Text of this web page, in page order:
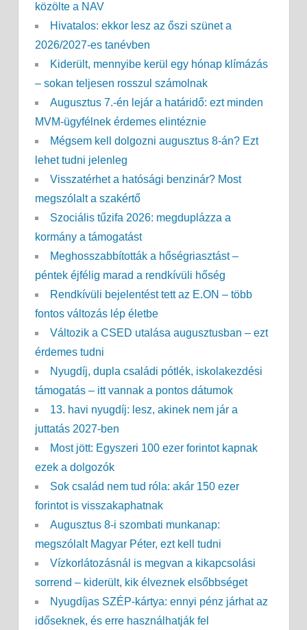
közölte a NAV
Hivatalos: ekkor lesz az őszi szünet a
2026/2027-es tanévben
Kiderült, mennyibe kerül egy hónap klímázás
– sokan teljesen rosszul számolnak
Augusztus 7.-én lejár a határidő: ezt minden
MVM-ügyfélnek érdemes elintéznie
Mégsem kell dolgozni augusztus 8-án? Ezt
lehet tudni jelenleg
Visszatérhet a hatósági benzinár? Most
megszólalt a szakértő
Szociális tűzifa 2026: megduplázza a
kormány a támogatást
Meghosszabbították a hőségriasztást –
péntek éjfélig marad a rendkívüli hőség
Rendkívüli bejelentést tett az E.ON – több
fontos változás lép életbe
Változik a CSED utalása augusztusban – ezt
érdemes tudni
Nyugdíj, dupla családi pótlék, iskolakezdési
támogatás – itt vannak a pontos dátumok
13. havi nyugdíj: lesz, akinek nem jár a
juttatás 2027-ben
Most jött: Egyszeri 100 ezer forintot kapnak
ezek a dolgozók
Sok család nem tud róla: akár 150 ezer
forintot is visszakaphatnak
Augusztus 8-i szombati munkanap:
megszólalt Magyar Péter, ezt kell tudni
Vízkorlátozásnál is megvan a kikapcsolási
sorrend – kiderült, kik élveznek elsőbbséget
Nyugdíjas SZÉP-kártya: ennyi pénz járhat az
időseknek, és erre használhatják fel